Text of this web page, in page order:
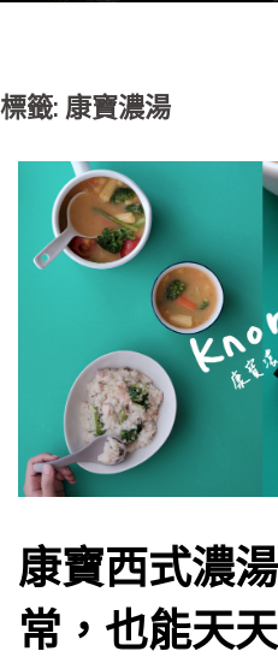
標籤: 康寶濃湯
康寶西式濃
常，也能天